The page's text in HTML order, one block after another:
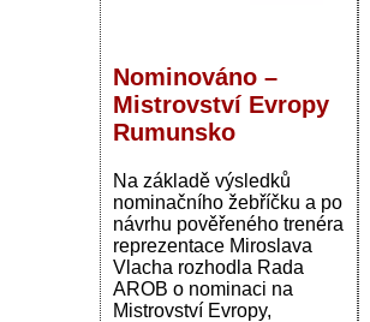
Nominováno –
Mistrovství Evropy
Rumunsko
Na základě výsledků
nominačního žebříčku a po
návrhu pověřeného trenéra
reprezentace Miroslava
Vlacha rozhodla Rada
AROB o nominaci na
Mistrovství Evropy,